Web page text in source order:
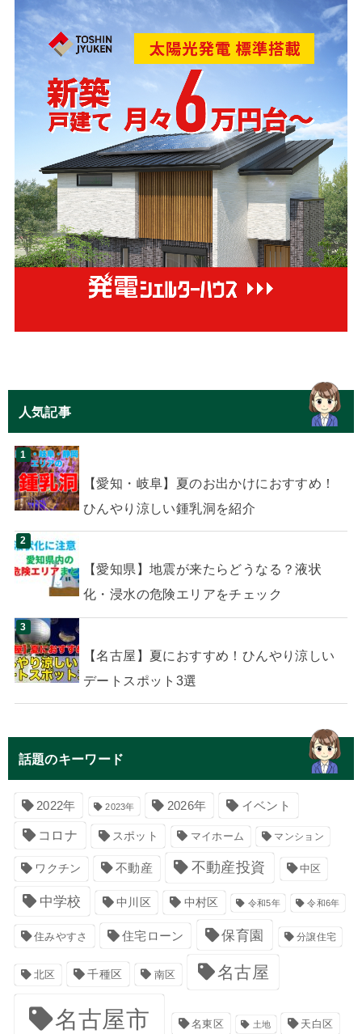
人気記事
【愛知・岐阜】夏のお出かけにおすすめ！
ひんやり涼しい鍾乳洞を紹介
【愛知県】地震が来たらどうなる？液状
化・浸水の危険エリアをチェック
【名古屋】夏におすすめ！ひんやり涼しい
デートスポット3選
話題のキーワード
2022年 2023年 2026年 イベント
コロナ スポット マイホーム マンション
ワクチン 不動産 不動産投資 中区
中学校 中川区 中村区 令和5年 令和6年
住みやすさ 住宅ローン 保育園 分譲住宅
北区 千種区 南区 名古屋
名古屋市 名東区 土地 天白区